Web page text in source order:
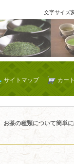
文字サイズ
カート
サイトマップ
お茶の種類について簡単に